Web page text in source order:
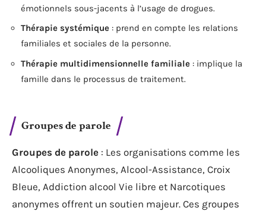
émotionnels sous-jacents à l’usage de drogues.
Thérapie systémique : prend en compte les relations
familiales et sociales de la personne.
Thérapie multidimensionnelle familiale : implique la
famille dans le processus de traitement.
Groupes de parole
Groupes de parole : Les organisations comme les
Alcooliques Anonymes, Alcool-Assistance, Croix
Bleue, Addiction alcool Vie libre et Narcotiques
anonymes offrent un soutien majeur. Ces groupes